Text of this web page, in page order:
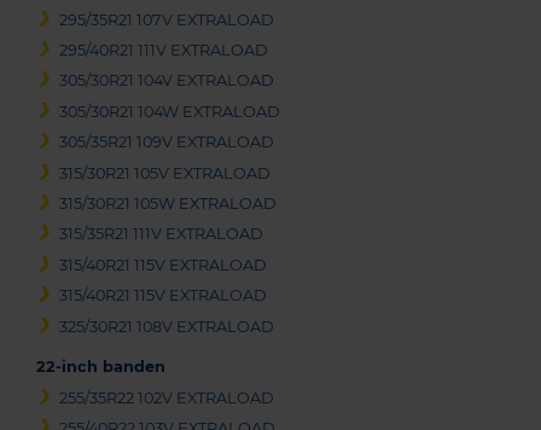
295/35R21 107V EXTRALOAD
295/40R21 111V EXTRALOAD
305/30R21 104V EXTRALOAD
305/30R21 104W EXTRALOAD
305/35R21 109V EXTRALOAD
315/30R21 105V EXTRALOAD
315/30R21 105W EXTRALOAD
315/35R21 111V EXTRALOAD
315/40R21 115V EXTRALOAD
315/40R21 115V EXTRALOAD
325/30R21 108V EXTRALOAD
22-inch banden
255/35R22 102V EXTRALOAD